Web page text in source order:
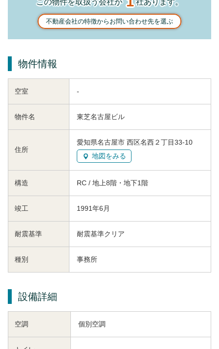
不動産会社の特徴からお問い合わせ先を選ぶ
物件情報
空室 -
物件名 東芝名古屋ビル
住所
愛知県名古屋市 西区名西２丁目33-10
地図をみる
構造 RC / 地上8階・地下1階
竣工 1991年6月
耐震基準 耐震基準クリア
種別 事務所
設備詳細
空調 個別空調